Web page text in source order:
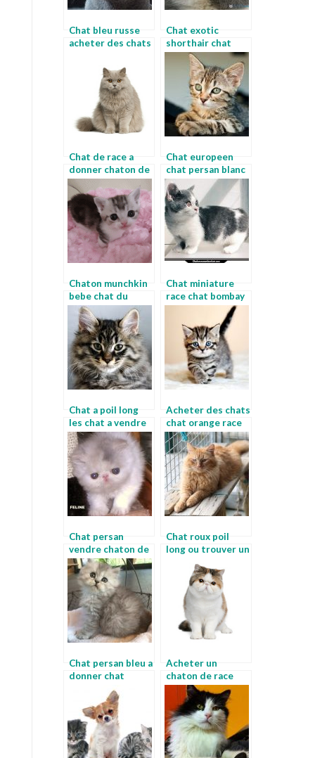
Chat bleu russe
acheter des chats
Chat exotic
shorthair chat
persan pure race
Chat de race a
donner chaton de
race a donner
Chat europeen
chat persan blanc
a vendre
Chaton munchkin
bebe chat du
bengal
Chat miniature
race chat bombay
Chat a poil long
les chat a vendre
Acheter des chats
chat orange race
Chat persan
vendre chaton de
race a donner
Chat roux poil
long ou trouver un
chaton
Chat persan bleu a
donner chat
appartement race
Acheter un
chaton de race
race de chat
appartement